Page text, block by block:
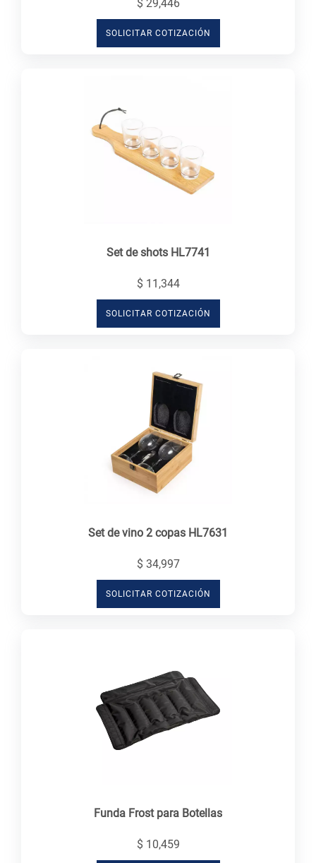
$ 29,446
SOLICITAR COTIZACIÓN
Set de shots HL7741
$ 11,344
SOLICITAR COTIZACIÓN
Set de vino 2 copas HL7631
$ 34,997
SOLICITAR COTIZACIÓN
Funda Frost para Botellas
$ 10,459